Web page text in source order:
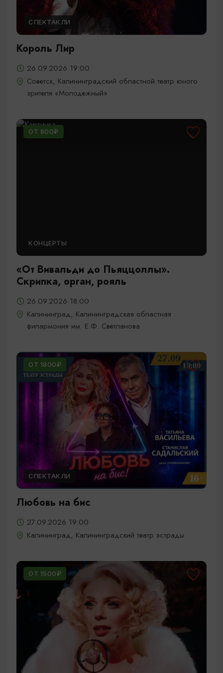
СПЕКТАКЛИ
Король Лир
26.09.2026 19:00
Советск, Калининградский областной театр юного
зрителя «Молодежный»
ОТ 800₽
КОНЦЕРТЫ
«От Вивальди до Пьяццоллы».
Скрипка, орган, рояль
26.09.2026 18:00
Калининград, Калининградская областная
филармония им. Е.Ф. Светланова
ОТ 1800₽
СПЕКТАКЛИ
Любовь на бис
27.09.2026 19:00
Калининград, Калининградский театр эстрады
ОТ 1500₽